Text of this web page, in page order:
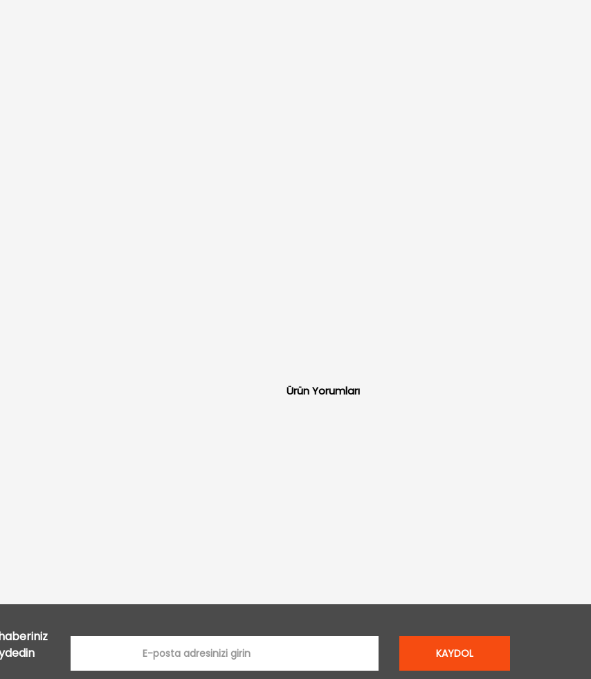
Ürün Yorumları
KAYDOL